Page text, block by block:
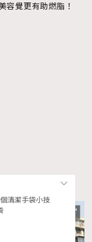
容覺更有助燃脂！
清潔手袋小技